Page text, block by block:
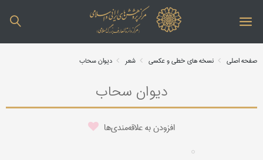
صفحه اصلی نسخه های خطی و عکسی شعر دیوان سحاب
دیوان سحاب
افزودن به علاقه‌مندی‌ها